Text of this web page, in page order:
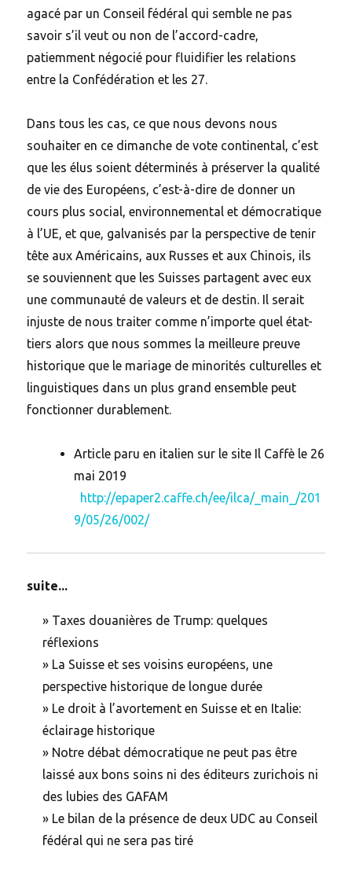
agacé par un Conseil fédéral qui semble ne pas
savoir s’il veut ou non de l’accord-cadre,
patiemment négocié pour fluidifier les relations
entre la Confédération et les 27.
Dans tous les cas, ce que nous devons nous
souhaiter en ce dimanche de vote continental, c’est
que les élus soient déterminés à préserver la qualité
de vie des Européens, c’est-à-dire de donner un
cours plus social, environnemental et démocratique
à l’UE, et que, galvanisés par la perspective de tenir
tête aux Américains, aux Russes et aux Chinois, ils
se souviennent que les Suisses partagent avec eux
une communauté de valeurs et de destin. Il serait
injuste de nous traiter comme n’importe quel état-
tiers alors que nous sommes la meilleure preuve
historique que le mariage de minorités culturelles et
linguistiques dans un plus grand ensemble peut
fonctionner durablement.
Article paru en italien sur le site Il Caffè le 26
mai 2019
http://epaper2.caffe.ch/ee/ilca/_main_/201
9/05/26/002/
suite...
» Taxes douanières de Trump: quelques
réflexions
» La Suisse et ses voisins européens, une
perspective historique de longue durée
» Le droit à l’avortement en Suisse et en Italie:
éclairage historique
» Notre débat démocratique ne peut pas être
laissé aux bons soins ni des éditeurs zurichois ni
des lubies des GAFAM
» Le bilan de la présence de deux UDC au Conseil
fédéral qui ne sera pas tiré